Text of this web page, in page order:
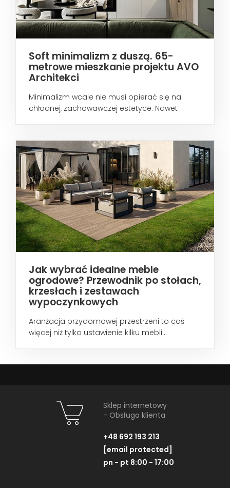
Soft minimalizm z duszą. 65-
metrowe mieszkanie projektu AVO
Architekci
Minimalizm wcale nie musi opierać się na
chłodnej, zachowawczej estetyce. Nawet
Jak wybrać idealne meble
ogrodowe? Przewodnik po stołach,
krzesłach i zestawach
wypoczynkowych
Aranżacja przydomowej przestrzeni to coś
więcej niż tylko ustawienie kilku mebli...
Sklep internetowy
- Obsługa klienta
+48 692 193 213
[email protected]
pn - pt 8:00 - 17:00